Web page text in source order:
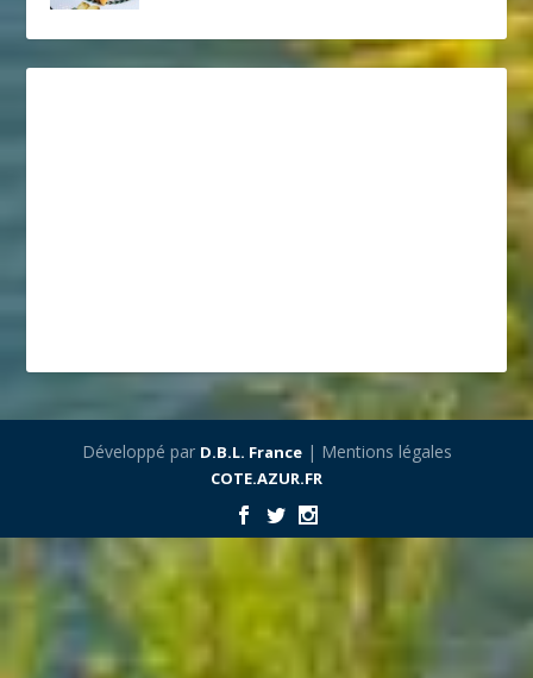
Développé par D.B.L. France| Mentions légales
COTE.AZUR.FR